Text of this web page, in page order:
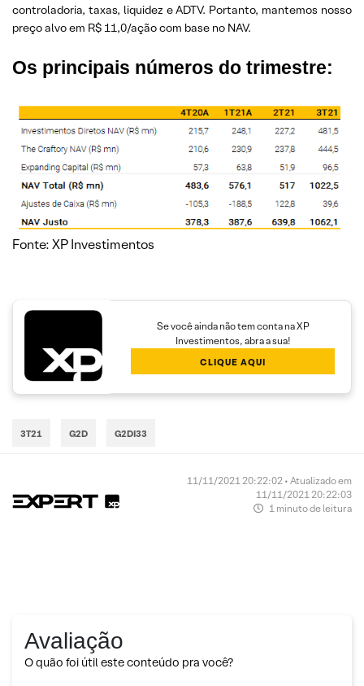
controladoria, taxas, liquidez e ADTV. Portanto, mantemos nosso
preço alvo em R$ 11,0/ação com base no NAV.
Os principais números do trimestre:
Fonte: XP Investimentos
Se você ainda não tem conta na XP
Investimentos, abra a sua!
CLIQUE AQUI
3T21 G2D G2DI33
11/11/2021 20:22:02 • Atualizado em
11/11/2021 20:22:03
1 minuto de leitura
Avaliação
O quão foi útil este conteúdo pra você?